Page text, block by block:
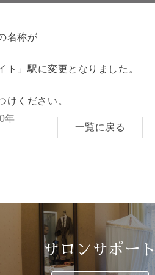
名称が
」駅に変更となりました。
けください。
年
一覧に戻る
サロンサポート